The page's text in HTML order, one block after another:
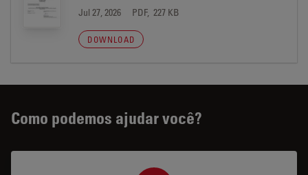
Jul 27, 2026 PDF, 227 KB
DOWNLOAD
Como podemos ajudar você?